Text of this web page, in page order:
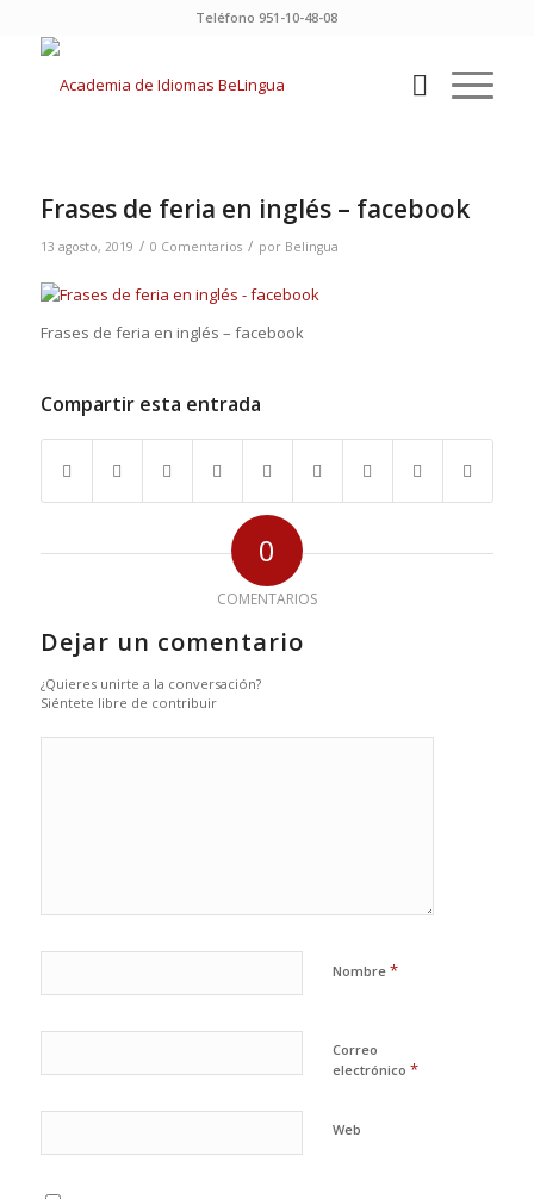
Teléfono 951-10-48-08
Frases de feria en inglés – facebook
13 agosto, 2019 / 0 Comentarios / por Belingua
Frases de feria en inglés – facebook
Compartir esta entrada
0
COMENTARIOS
Dejar un comentario
¿Quieres unirte a la conversación?
Siéntete libre de contribuir
Nombre *
Correo
electrónico *
Web